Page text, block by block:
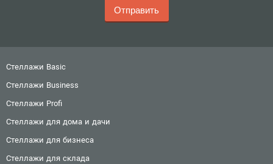
Стеллажи Basic
Стеллажи Business
Стеллажи Profi
Стеллажи для дома и дачи
Стеллажи для бизнеса
Стеллажи для склада